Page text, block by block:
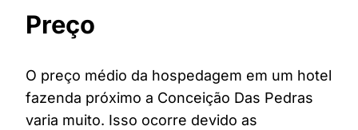
Preço
O preço médio da hospedagem em um hotel
fazenda próximo a Conceição Das Pedras
varia muito. Isso ocorre devido as